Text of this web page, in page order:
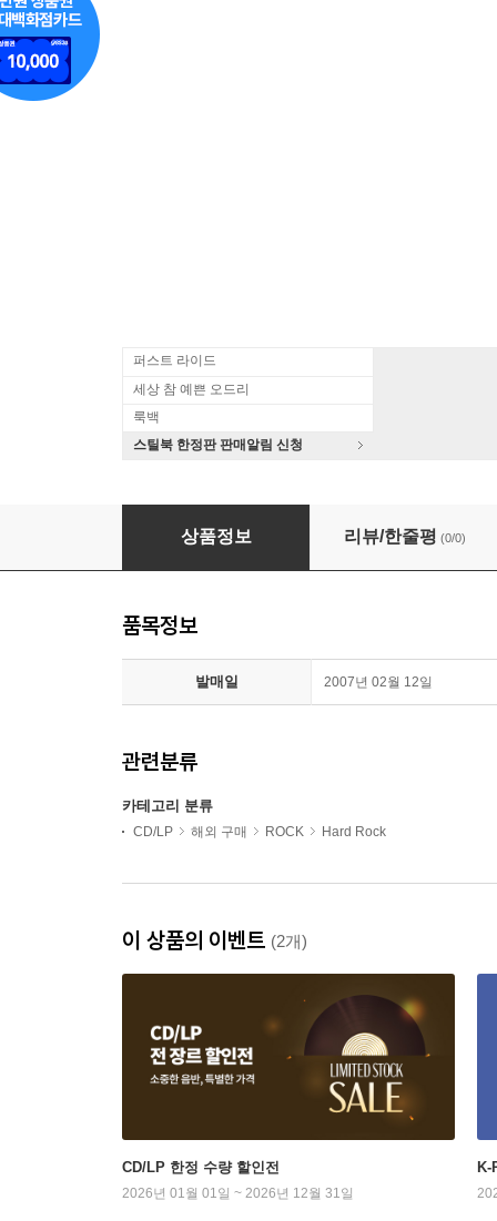
퍼스트 라이드
세상 참 예쁜 오드리
룩백
스틸북 한정판 판매알림 신청
Skid Row - Skid Row (Remastered)(CD)
상품정보 리뷰/한줄평 (0/0)
품목정보
발매일 2007년 02월 12일
관련분류
카테고리 분류
CD/LP 해외 구매 ROCK Hard Rock
이 상품의 이벤트 (2개)
CD/LP 한정 수량 할인전
2026년 01월 01일 ~ 2026년 12월 31일
K-